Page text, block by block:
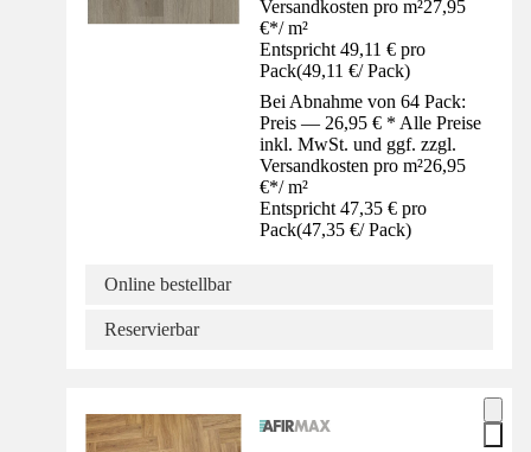
Versandkosten pro m²27,95
€*/ m²
Entspricht 49,11 € pro
Pack(49,11 €/ Pack)
Bei Abnahme von 64 Pack:
Preis — 26,95 € * Alle Preise
inkl. MwSt. und ggf. zzgl.
Versandkosten pro m²26,95
€*/ m²
Entspricht 47,35 € pro
Pack(47,35 €/ Pack)
Online bestellbar
Reservierbar